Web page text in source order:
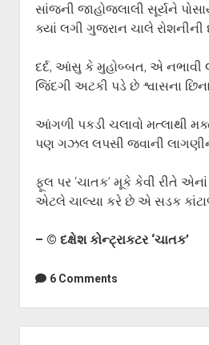
સાંજની જાહોજલાલી સૂર્યને
ક્યાં લગી ગુજરાન ચાલે રોશનીની
દર્દ, આંસુ કે મુહોબ્બત, એ નભાવી
જિંદગી અટકી પડે છે શ્વાસના
આંગળી પકડી ચલાવો મત્લાથી
પણ ગઝલ લપસી જવાની
ફૂલ પર ‘ચાતક’ મૂકે કેવી રીતે
એટલે ચાલ્યા કરે છે એ સડક
– © દક્ષેશ કોન્ટ્રાકટર ‘ચાતક’
6 Comments